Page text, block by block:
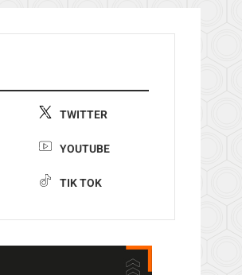
TWITTER
YOUTUBE
TIK TOK